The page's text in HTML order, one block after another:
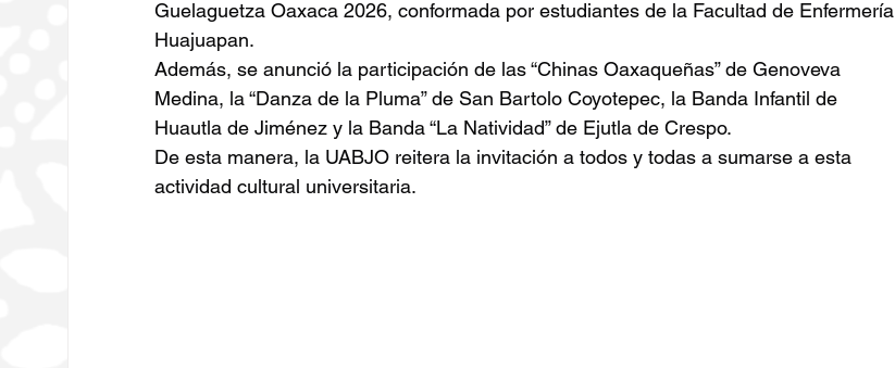
Guelaguetza Oaxaca 2026, conformada por estudiantes de la Facultad de Enfermería
Huajuapan.
Además, se anunció la participación de las “Chinas Oaxaqueñas” de Genoveva
Medina, la “Danza de la Pluma” de San Bartolo Coyotepec, la Banda Infantil de
Huautla de Jiménez y la Banda “La Natividad” de Ejutla de Crespo.
De esta manera, la UABJO reitera la invitación a todos y todas a sumarse a esta
actividad cultural universitaria.